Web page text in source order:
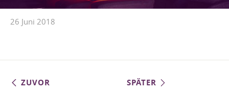
26 Juni 2018
ZUVOR SPÄTER